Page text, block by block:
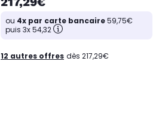
ou 4x par carte bancaire59,75€
puis 3x 54,32
12 autres offres dès 217,29€